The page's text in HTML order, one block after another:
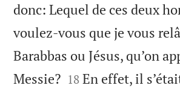
donc: Lequel de ces deux
voulez-vous que je vous
Barabbas ou Jésus, qu’on
Messie?
18 En effet, il